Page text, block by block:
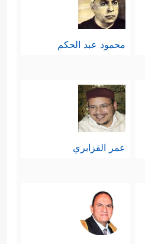
محمود عبد الحكم
عمر القزابري